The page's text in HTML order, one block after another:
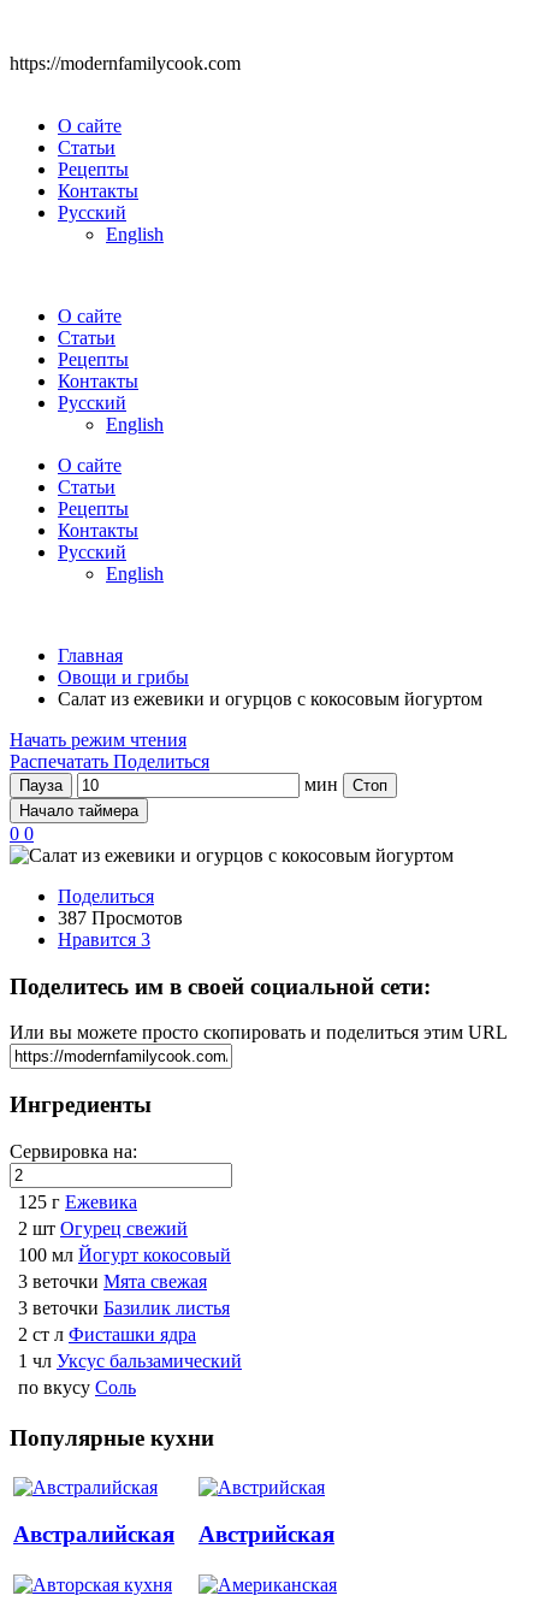
https://modernfamilycook.com
О сайте
Статьи
Рецепты
Контакты
Русский
English
О сайте
Статьи
Рецепты
Контакты
Русский
English
О сайте
Статьи
Рецепты
Контакты
Русский
English
Главная
Овощи и грибы
Салат из ежевики и огурцов с кокосовым йогуртом
Начать режим чтения
Распечатать Поделиться
Пауза мин
Стоп
Начало таймера
0 0
Поделиться
387 Просмотов
Нравится 3
Поделитесь им в своей социальной сети:
Или вы можете просто скопировать и поделиться этим URL
Ингредиенты
Сервировка на:
125 г Ежевика
2 шт Огурец свежий
100 мл Йогурт кокосовый
3 веточки Мята свежая
3 веточки Базилик листья
2 ст л Фисташки ядра
1 чл Уксус бальзамический
по вкусу Соль
Популярные кухни
Австралийская Австрийская